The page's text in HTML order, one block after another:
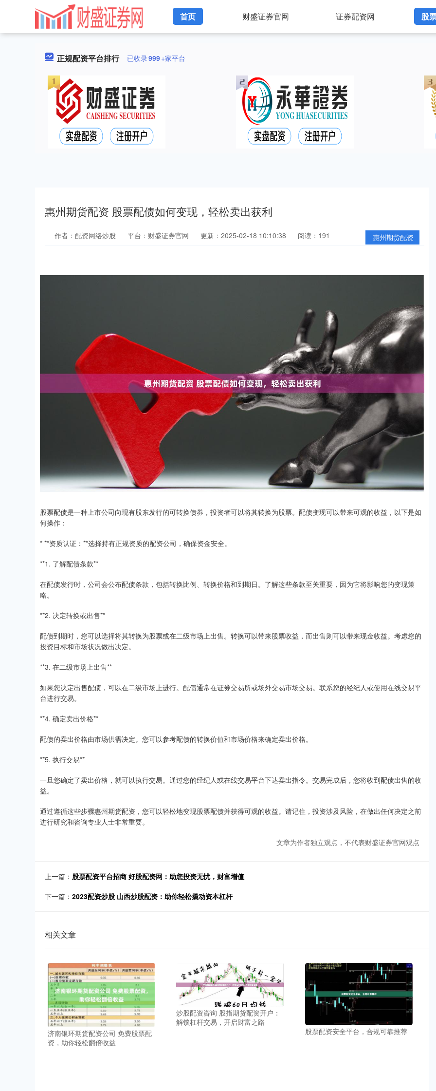
首页 财盛证券官网 证券配资网 股
正规配资平台排行 已收录999+家平台
惠州期货配资 股票配债如何变现，轻松卖出获利
惠州期货配资
作者：配资网络炒股 平台：财盛证券官网 更新：2025-02-18 10:10:38 阅读：191
股票配债是一种上市公司向现有股东发行的可转换债券，投资者可以将其转换为股票。配债变现可以带来可观的收益，以下是如
何操作：
* **资质认证：**选择持有正规资质的配资公司，确保资金安全。
**1. 了解配债条款**
在配债发行时，公司会公布配债条款，包括转换比例、转换价格和到期日。了解这些条款至关重要，因为它将影响您的变现策
略。
**2. 决定转换或出售**
配债到期时，您可以选择将其转换为股票或在二级市场上出售。转换可以带来股票收益，而出售则可以带来现金收益。考虑您的
投资目标和市场状况做出决定。
**3. 在二级市场上出售**
如果您决定出售配债，可以在二级市场上进行。配债通常在证券交易所或场外交易市场交易。联系您的经纪人或使用在线交易平
台进行交易。
**4. 确定卖出价格**
配债的卖出价格由市场供需决定。您可以参考配债的转换价值和市场价格来确定卖出价格。
**5. 执行交易**
一旦您确定了卖出价格，就可以执行交易。通过您的经纪人或在线交易平台下达卖出指令。交易完成后，您将收到配债出售的收
益。
通过遵循这些步骤惠州期货配资，您可以轻松地变现股票配债并获得可观的收益。请记住，投资涉及风险，在做出任何决定之前
进行研究和咨询专业人士非常重要。
文章为作者独立观点，不代表财盛证券官网观点
上一篇： 股票配资平台招商 好股配资网：助您投资无忧，财富增值
下一篇： 2023配资炒股 山西炒股配资：助你轻松撬动资本杠杆
相关文章
济南银环期货配资公司 免费股票配
资，助你轻松翻倍收益
炒股配资咨询 股指期货配资开户：
解锁杠杆交易，开启财富之路
股票配资安全平台，合规可靠推荐